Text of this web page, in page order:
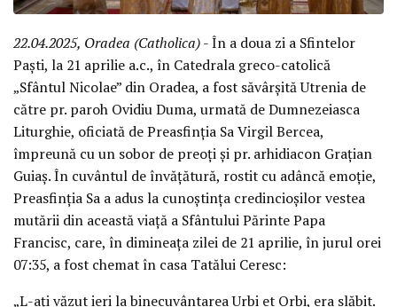
22.04.2025, Oradea (Catholica)- În a doua zi a Sfintelor
Paști, la 21 aprilie a.c., în Catedrala greco-catolică
„Sfântul Nicolae” din Oradea, a fost săvârșită Utrenia de
către pr. paroh Ovidiu Duma, urmată de Dumnezeiasca
Liturghie, oficiată de Preasfinția Sa Virgil Bercea,
împreună cu un sobor de preoți și pr. arhidiacon Grațian
Guiaș. În cuvântul de învățătură, rostit cu adâncă emoție,
Preasfinția Sa a adus la cunoștința credincioșilor vestea
mutării din această viață a Sfântului Părinte Papa
Francisc, care, în dimineața zilei de 21 aprilie, în jurul orei
07:35, a fost chemat în casa Tatălui Ceresc:
„L-ați văzut ieri la binecuvântarea Urbi et Orbi, era slăbit.